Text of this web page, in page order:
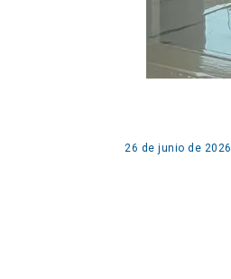
26 de junio de 2026